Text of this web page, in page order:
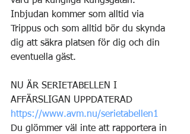
Inbjudan kommer som alltid via
Trippus och som alltid bör du skynda
dig att säkra platsen för dig och din
eventuella gäst.
NU ÄR SERIETABELLEN I
AFFÄRSLIGAN UPPDATERAD
https://www.avm.nu/serietabellen1
Du glömmer väl inte att rapportera in